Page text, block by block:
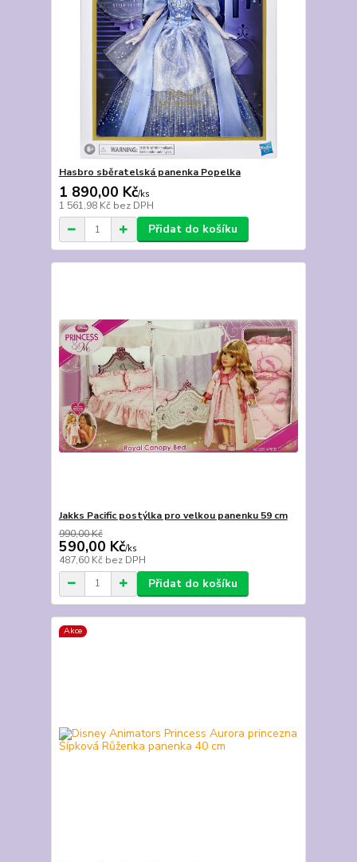
Hasbro sběratelská panenka Popelka
1 890,00 Kč/ks
1 561,98 Kč bez DPH
Přidat do košíku
Jakks Pacific postýlka pro velkou panenku 59 cm
990,00 Kč
590,00 Kč/ks
487,60 Kč bez DPH
Přidat do košíku
Akce